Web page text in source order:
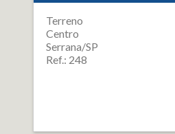
Terreno
Centro
Serrana/SP
Ref.: 248